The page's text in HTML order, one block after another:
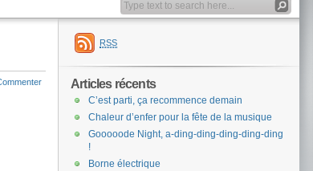
RSS
Articles récents
C’est parti, ça recommence demain
Chaleur d’enfer pour la fête de la musique
Gooooode Night, a-ding-ding-ding-ding-ding
!
Borne électrique